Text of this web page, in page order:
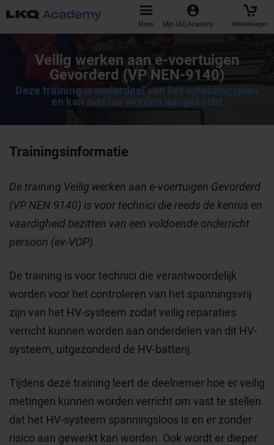
Menu Mijn LKQ Academy Winkelwagen
Veilig werken aan e-voertuigen
Gevorderd (VP NEN-9140)
Deze training is onderdeel van het opleidingsplan
en kan niet los worden aangekocht
Trainingsinformatie
De training Veilig werken aan e-voertuigen Gevorderd
(VP NEN 9140) is voor technici die reeds de kennis en
vaardigheid bezitten van een voldoende onderricht
persoon (ev-VOP).
De training is voor technici die verantwoordelijk
worden voor het controleren van het spanningsvrij
zijn van het HV-systeem zodat veilig reparaties
verricht kunnen worden aan onderdelen van dit HV-
systeem, uitgezonderd de HV-batterij.
Tijdens deze training leert de deelnemer hoe er veilig
metingen kunnen worden verricht om vast te stellen
dat het HV-systeem spanningsloos is en er zonder
risico aan gewerkt kan worden. Ook wordt er dieper